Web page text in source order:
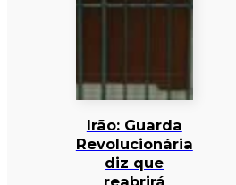
Irão: Guarda
Revolucionária
diz que